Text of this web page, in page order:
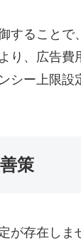
ることで
り、広告費
シー上限設
策
が存在しま